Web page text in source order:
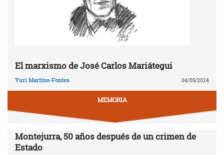
El marxismo de José Carlos Mariátegui
Yuri Martins-Fontes 04/05/2024
MEMORIA
Montejurra, 50 años después de un crimen de
Estado